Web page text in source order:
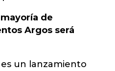
de
Argos será
un lanzamiento